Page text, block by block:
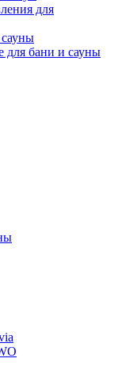
для
для бани и сауны